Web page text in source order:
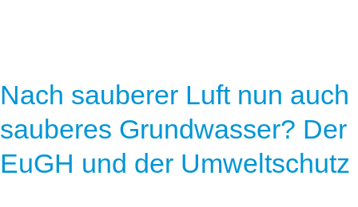
Nach sauberer Luft nun auch
sauberes Grundwasser? Der
EuGH und der Umweltschutz